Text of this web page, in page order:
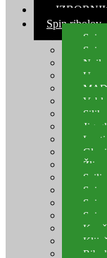
≡
Spin ribolov
Jig
Žlice